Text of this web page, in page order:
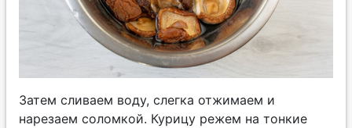
Затем сливаем воду, слегка отжимаем и
нарезаем соломкой. Курицу режем на тонкие